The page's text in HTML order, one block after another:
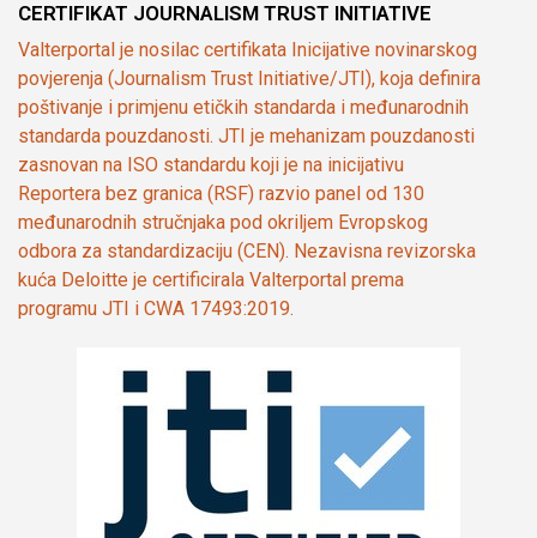
CERTIFIKAT JOURNALISM TRUST INITIATIVE
Valterportal je nosilac certifikata Inicijative novinarskog
povjerenja (Journalism Trust Initiative/JTI), koja definira
poštivanje i primjenu etičkih standarda i međunarodnih
standarda pouzdanosti. JTI je mehanizam pouzdanosti
zasnovan na ISO standardu koji je na inicijativu
Reportera bez granica (RSF) razvio panel od 130
međunarodnih stručnjaka pod okriljem Evropskog
odbora za standardizaciju (CEN). Nezavisna revizorska
kuća Deloitte je certificirala Valterportal prema
programu JTI i CWA 17493:2019.